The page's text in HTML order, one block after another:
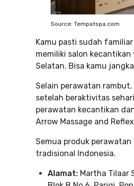
Source: Tempatspa.com
Kamu pasti sudah
memiliki salon
Selatan. Bisa kamu
Selain perawatan
setelah beraktivitas
perawatan kecantikan
Arrow Massage and
Semua produk
tradisional Indonesia.
Alamat: Martha Tilaar